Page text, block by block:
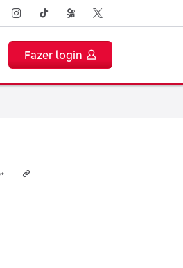
Fazer login